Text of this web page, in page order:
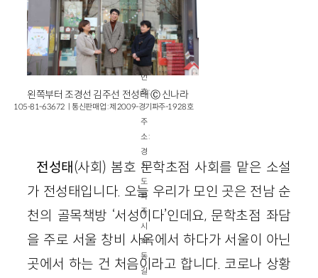
왼쪽부터 조경선 김주선 전성태 Ⓒ 신나라
전성태(사회) 봄호 문학초점 사회를 맡은 소설
가 전성태입니다. 오늘 우리가 모인 곳은 전남 순
천의 골목책방 ‘서성이다’인데요, 문학초점 좌담
을 주로 서울 창비 사옥에서 하다가 서울이 아닌
곳에서 하는 건 처음이라고 합니다. 코로나 상황
업
자
등
번
호 :
105-81-63672ㅣ통신판매업 : 제 2009-경기파주-1928호
주
소 :
경
기
도
파
주
시
회
동
길